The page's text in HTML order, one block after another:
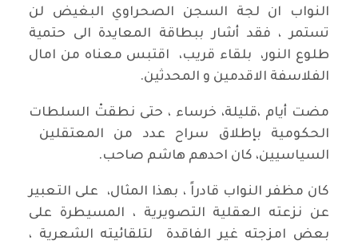
النواب ان لجة السجن الصحراوي البغيض لن
تستمر ، فقد أشار ببطاقة المعايدة الى حتمية
طلوع النور، بلقاء قريب، اقتبس معناه من امال
الفلاسفة الاقدمين و المحدثين.
مضت أيام ،قليلة، خرساء ، حتى نطقتْ السلطات
الحكومية بإطلاق سراح عدد من المعتقلين
السياسيين، كان احدهم هاشم صاحب.
كان مظفر النواب قادراً ، بهذا المثال، على التعبير
عن نزعته العقلية التصويرية ، المسيطرة على
بعض امزجته غير الفاقدة لتلقائيته الشعرية ،